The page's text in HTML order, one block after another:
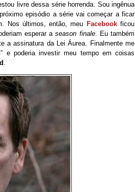
livre dessa série horrenda. Sou ingênua
episódio a série vai começar a ficar
Nos últimos, então, meu Facebookficou
esperar aseason finale. Eu também
a assinatura da Lei Áurea. Finalmente me
” e poderia investir meu tempo em coisas
.